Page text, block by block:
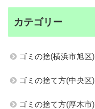
カテゴリー
ゴミの捨(横浜市旭区)
ゴミの捨て方(中央区)
ゴミの捨て方(厚木市)